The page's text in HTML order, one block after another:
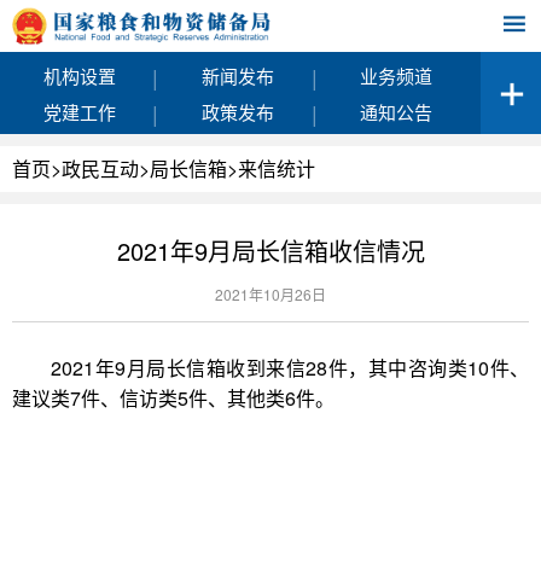
机构设置 | 新闻发布 |
业务频道
党建工作
| 政策发布 | 通知公告
首页>政民互动>局长信箱>来信统计
2021年9月局长信箱收信情况
2021年10月26日
2021年9月局长信箱收到来信28件，其中咨询类10件、
建议类7件、信访类5件、其他类6件。